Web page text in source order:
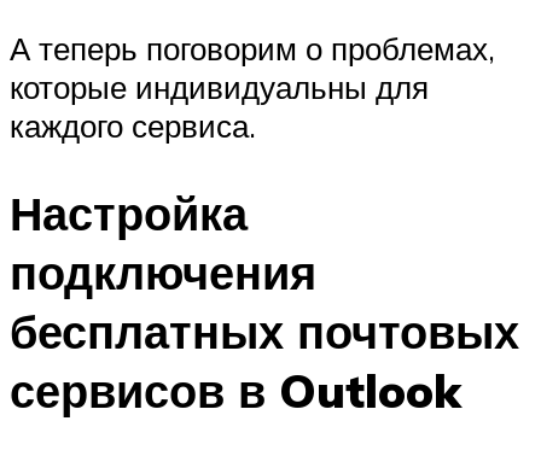
А теперь поговорим о проблемах,
которые индивидуальны для
каждого сервиса.
Настройка
подключения
бесплатных почтовых
сервисов в Outlook